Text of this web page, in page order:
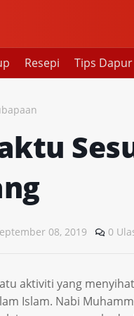
Resepi Tips Dapur
08, 2019 0
aktiviti yang
Islam. Nabi